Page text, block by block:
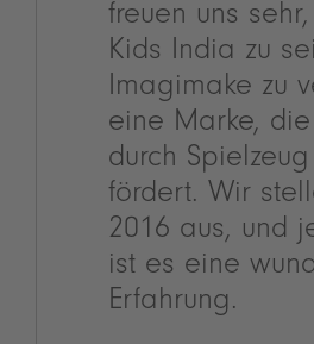
freuen uns
Kids India zu
Imagimake zu
eine Marke,
durch
fördert. Wir
2016 aus, und
ist es eine
Erfahrung.